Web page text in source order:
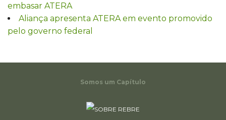
embasar ATERA
Aliança apresenta ATERA em evento promovido
pelo governo federal
Somos um Capítulo